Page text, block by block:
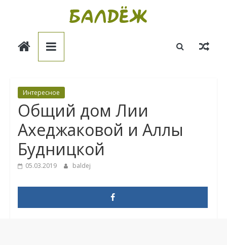
Балдёж
Интересное
Общий дом Лии
Ахеджаковой и Аллы
Будницкой
05.03.2019 baldej